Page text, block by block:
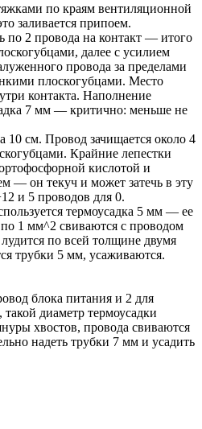
по краям вентиляционной
заливается припоем.
по 2 провода на контакт — итого
далее с усилием
провода за пределами
плоскогубцами. Место
контакта. Наполнение
7 мм — критично: меньше не
см. Провод зачищается около 4
Крайние лепестки
кислотой и
— он текуч и может затечь в эту
и 5 проводов для 0.
термоусадка 5 мм — ее
1 мм^2 свиваются с проводом
по всей толщине двумя
трубки 5 мм, усаживаются.
блока питания и 2 для
диаметр термоусадки
хвостов, провода свиваются
надеть трубки 7 мм и усадить